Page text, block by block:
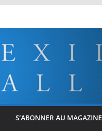
S’ABONNER AU MAGAZINE